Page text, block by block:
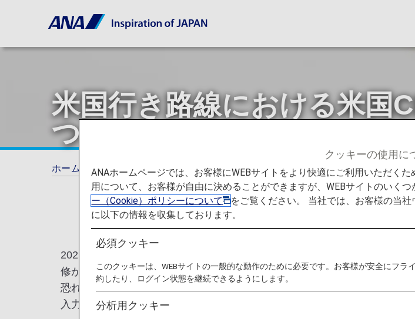
米国行き路線における米国
ついて
ホーム 旅の計画とご予約 米国行き路線における米国CDCへの旅客情報提供に
2025年11月25日より米国CDC（Centers for Disease Control and
修が完了するまでの間、引き続き変更前と同様にお客様情報の入力が必要
恐れ入りますが、出発前日までに、ご予約情報 へご登録いただくか、
入力をお願いいたします。
クッキーの使用に
ANAホームページでは、お客様にWEBサイトをより快適にご利用いただく
用について、お客様が自由に決めることができますが、WEBサイトのいく
ー（Cookie）ポリシーについて
をご覧ください。 当社では、お客様の当
に以下の情報を収集しております。
必須クッキー
このクッキーは、WEBサイトの一般的な動作のために必要です。お客様が安全にフラ
約したり、ログイン状態を継続できるようにします。
分析用クッキー